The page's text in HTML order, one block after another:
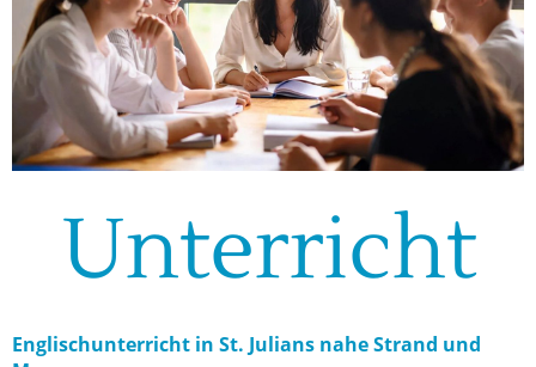
Unterricht
Englischunterricht in St. Julians nahe Strand und